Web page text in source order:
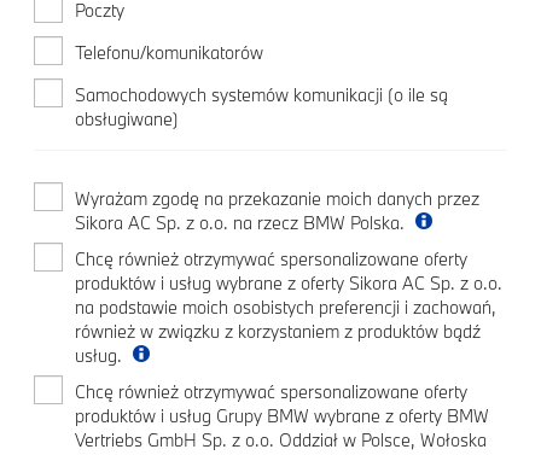
Poczty
Telefonu/komunikatorów
Samochodowych systemów komunikacji (o ile są
obsługiwane)
Wyrażam zgodę na przekazanie moich danych przez
Sikora AC Sp. z o.o. na rzecz BMW Polska.
Chcę również otrzymywać spersonalizowane oferty
produktów i usług wybrane z oferty Sikora AC Sp. z o.o.
na podstawie moich osobistych preferencji i zachowań,
również w związku z korzystaniem z produktów bądź
usług.
Chcę również otrzymywać spersonalizowane oferty
produktów i usług Grupy BMW wybrane z oferty BMW
Vertriebs GmbH Sp. z o.o. Oddział w Polsce, Wołoska